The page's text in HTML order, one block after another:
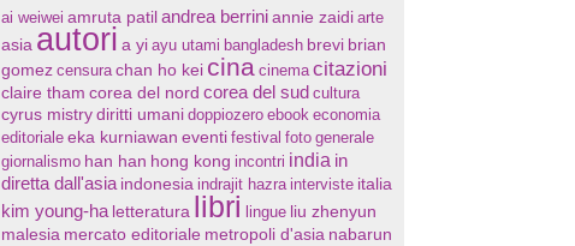
ai weiwei amruta patil andrea berriniannie zaidi arte
asia autori a yi ayu utami bangladesh brevi brian
gomez censura chan ho kei cina cinema citazioni
claire tham corea del nord corea del sud cultura
cyrus mistry diritti umani doppiozero ebook economia
editoriale eka kurniawan eventi festival foto generale
giornalismo han han hong kong incontri india in
diretta dall'asia indonesia indrajit hazra interviste italia
kim young-ha letteratura libri lingue liu zhenyun
malesia mercato editoriale metropoli d'asia nabarun